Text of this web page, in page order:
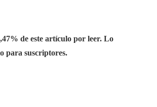
de este artículo por leer. Lo
para suscriptores.